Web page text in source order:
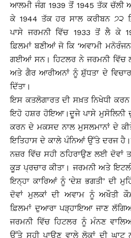
ਆਲਮੀ ਜੰਗ 1939 ਤੋਂ 1945 ਤੱਕ ਚੱਲੀ
ਕੇ 1944 ਤੱਕ ਹਰ ਸਾਲ ਕਰੀਬਨ ੭੨
ਪਾਸੇ ਜਰਮਨੀ ਵਿੱਚ 1933 ਤੋਂ ਲੈ ਕੇ
ਫ਼ਿਲਮਾਂ ਬਣੀਆਂ ਜੋ ਕਿ ‘ਅਵਾਮੀ
ਗਈਆਂ ਸਨ। ਹਿਟਲਰ ਨੇ ਜਰਮਨੀ ਵਿੱਚ
ਅਤੇ ਗੈਰ ਆਰੀਅਨਾਂ ਨੂੰ ਸ਼ੁੱਧਤਾ ਦੇ
ਦਿੱਤਾ।
ਇਸ ਕਤਲੋਗਾਰਤ ਦੀ ਸਖ਼ਤ ਨਿਖੇਧੀ
ਇਹੋ ਹਸ਼ਰ ਹੋਇਆ।ਦੂਜੇ ਪਾਸੇ ਮੁਸੋਲਿਨੀ
ਕਰਨ ਦੇ ਮਕਸਦ ਨਾਲ ਮੁਸਲਮਾਨਾਂ ਦੇ
ਇਤਿਹਾਸ ਦੇ ਕਾਲੇ ਪੰਨਿਆਂ ਉੱਤੇ ਦਰਜ
ਨਜ਼ਰ ਵਿੱਚ ਸਹੀ ਠਹਿਰਾਉਣ ਲਈ ਦੋਵਾਂ
ਕੂੜ ਪ੍ਰਚਾਰ ਕੀਤਾ। ਜਰਮਨੀ ਅਤੇ
ਇਨ੍ਹਾ ਕਾਰਿਆਂ ਨੂੰ ‘ਦੇਸ਼ ਭਗਤੀ’ ਦੀ
ਦੋਵਾਂ ਮੁਲਕਾਂ ਦੀ ਅਵਾਮ ਨੂੰ ਅਖੌਤੀ
ਫ਼ਿਲਮਾਂ ਦੁਆਰਾ ਪੜ੍ਹਾਇਆ ਜਾਣ
ਜਰਮਨੀ ਵਿੱਚ ਹਿਟਲਰ ਨੂੰ ਮੰਨਣ
ਉੱਤੇ ਸਹੀ ਪਾਉਣ ਵਾਲੇ ਲੋਕਾਂ ਦੀ ਘਾਟ